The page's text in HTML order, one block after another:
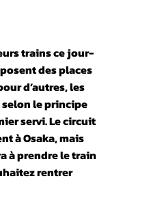
trains ce jour-
des places
d’autres, les
le principe
servi. Le circuit
à Osaka, mais
à prendre le train
rentrer